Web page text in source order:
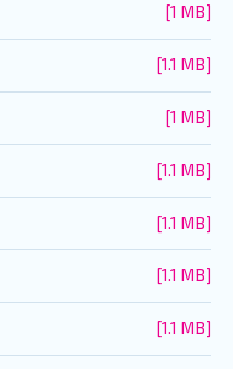
[1 MB]
[1.1 MB]
[1 MB]
[1.1 MB]
[1.1 MB]
[1.1 MB]
[1.1 MB]